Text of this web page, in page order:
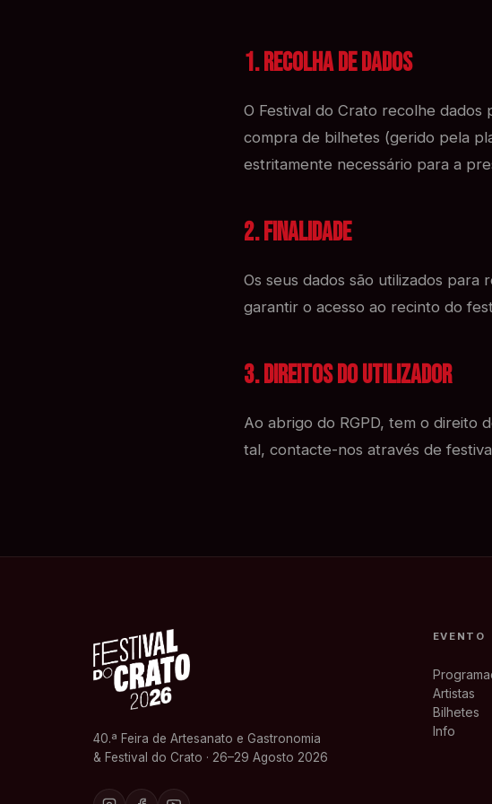
1. Recolha de Dados
O Festival do Crato recolhe
compra de bilhetes (gerido pela
estritamente necessário para a
2. Finalidade
Os seus dados são utilizados
garantir o acesso ao recinto do
3. Direitos do Utilizador
Ao abrigo do RGPD, tem o direito
tal, contacte-nos através de
40.ª Feira de Artesanato e Gastronomia
& Festival do Crato · 26–29 Agosto 2026
EVENTO
Artistas
Bilhetes
Info